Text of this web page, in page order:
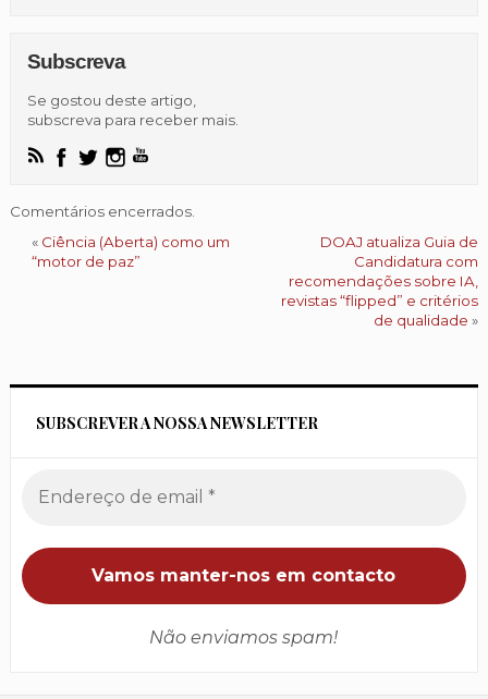
Subscreva
Se gostou deste artigo,
subscreva para receber mais.
Comentários encerrados.
« Ciência (Aberta) como um
“motor de paz”
DOAJ atualiza Guia de
Candidatura com
recomendações sobre IA,
revistas “flipped” e critérios
de qualidade »
SUBSCREVER A NOSSA NEWSLETTER
Não enviamos spam!